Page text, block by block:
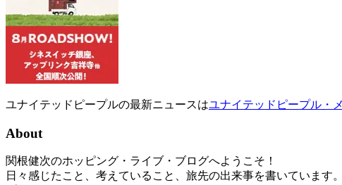
ユナイテッドピープルの最新ニュースはユナイテッドピープル・
About
関根健次のホッピング・ライブ・ブログへようこそ！
日々感じたこと、考えていること、旅先の出来事を書いています。